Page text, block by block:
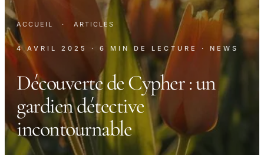
ACCUEIL · ARTICLES
4 AVRIL 2025 · 6 MIN DE LECTURE · NEWS
Découverte de Cypher : un
gardien détective
incontournable